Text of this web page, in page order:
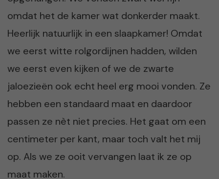
omdat het de kamer wat donkerder maakt.
Heerlijk natuurlijk in een slaapkamer! Omdat
we eerst witte rolgordijnen hadden, wilden
we eerst even kijken of we de zwarte
jaloezieën ook echt heel erg mooi vonden. Ze
hebben een standaard maat en daardoor
passen ze nèt niet precies. Het gaat om een
centimeter per kant, maar toch valt het mij
op. Als we ze ooit vervangen laat ik ze op
maat maken.